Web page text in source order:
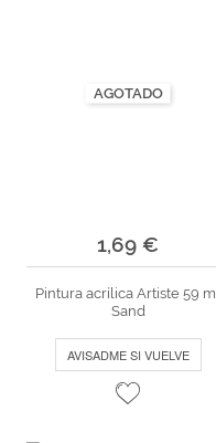
AGOTADO
1,69 €
Pintura acrílica Artiste 59 ml
Sand
AVISADME SI VUELVE